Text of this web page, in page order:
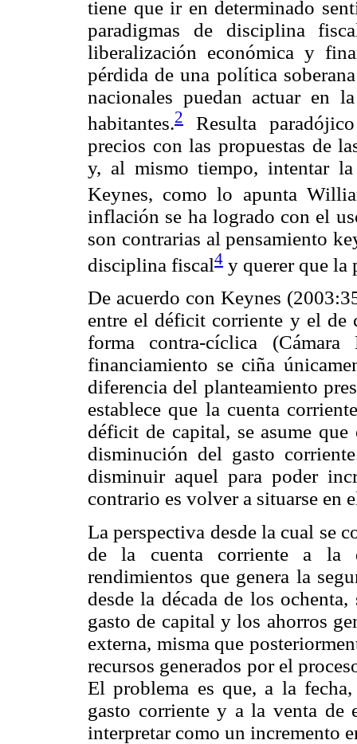
tiene que ir en determinado
paradigmas de disciplina
liberalización económica y
pérdida de una política
nacionales puedan actuar en
habitantes.2
Resulta
precios con las propuestas de
y, al mismo tiempo, intentar
Keynes, como lo apunta
inflación se ha logrado con el
son contrarias al pensamiento
disciplina fiscal4 y querer que la
De acuerdo con Keynes
entre el déficit corriente y el de
forma contra-cíclica
financiamiento se ciña
diferencia del planteamiento
establece que la cuenta
déficit de capital, se asume
disminución del gasto
disminuir aquel para poder
contrario es volver a situarse en
La perspectiva desde la cual se
de la cuenta corriente a la
rendimientos que genera la
desde la década de los
gasto de capital y los ahorros
externa, misma que
recursos generados por el
El problema es que, a la
gasto corriente y a la venta de
interpretar como un incremento